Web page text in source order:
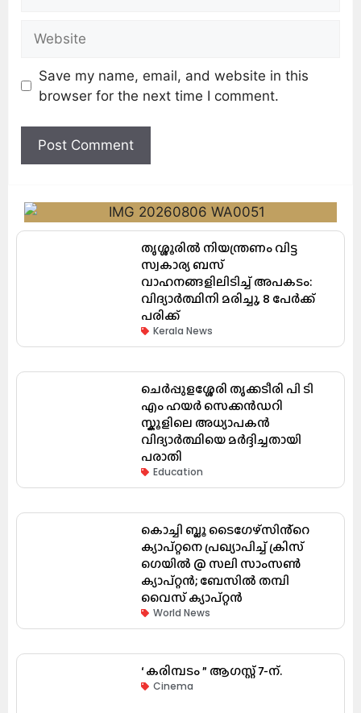
Save my name, email, and website in this
browser for the next time I comment.
തൃശ്ശൂരിൽ നിയന്ത്രണം വിട്ട
സ്വകാര്യ ബസ്
വാഹനങ്ങളിലിടിച്ച് അപകടം:
വിദ്യാർത്ഥിനി മരിച്ചു, 8 പേർക്ക്
പരിക്ക്
Kerala News
ചെർപ്പുളശ്ശേരി തൃക്കടീരി പി ടി
എം ഹയർ സെക്കൻഡറി
സ്കൂളിലെ അധ്യാപകൻ
വിദ്യാർത്ഥിയെ മർദ്ദിച്ചതായി
പരാതി
Education
കൊച്ചി ബ്ലൂ ടൈഗേഴ്സിൻ്റെ
ക്യാപ്റ്റനെ പ്രഖ്യാപിച്ച് ക്രിസ്
ഗെയിൽ @ സലി സാംസൺ
ക്യാപ്റ്റൻ; ബേസിൽ തമ്പി
വൈസ് ക്യാപ്റ്റൻ
World News
‘ കരിമ്പടം ” ആഗസ്റ്റ് 7-ന്.
Cinema